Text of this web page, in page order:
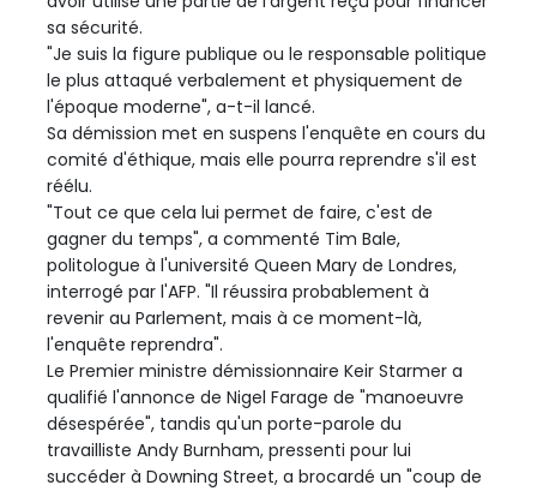
sa sécurité.
"Je suis la figure publique ou le responsable politique
le plus attaqué verbalement et physiquement de
l'époque moderne", a-t-il lancé.
Sa démission met en suspens l'enquête en cours du
comité d'éthique, mais elle pourra reprendre s'il est
réélu.
"Tout ce que cela lui permet de faire, c'est de
gagner du temps", a commenté Tim Bale,
politologue à l'université Queen Mary de Londres,
interrogé par l'AFP. "Il réussira probablement à
revenir au Parlement, mais à ce moment-là,
l'enquête reprendra".
Le Premier ministre démissionnaire Keir Starmer a
qualifié l'annonce de Nigel Farage de "manoeuvre
désespérée", tandis qu'un porte-parole du
travailliste Andy Burnham, pressenti pour lui
succéder à Downing Street, a brocardé un "coup de